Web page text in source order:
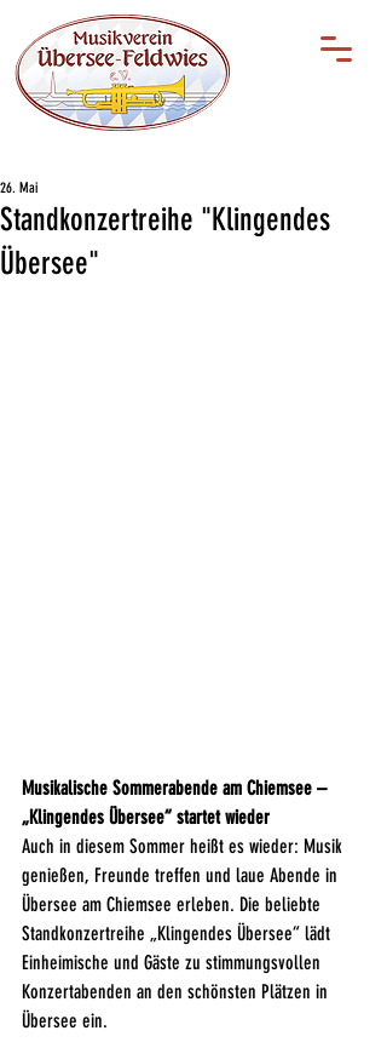
Standkonzertreihe "Klingendes
Übersee"
26. Mai
Musikalische Sommerabende am Chiemsee –
„Klingendes Übersee“ startet wieder
Auch in diesem Sommer heißt es wieder: Musik
genießen, Freunde treffen und laue Abende in
Übersee am Chiemsee erleben. Die beliebte
Standkonzertreihe „Klingendes Übersee“ lädt
Einheimische und Gäste zu stimmungsvollen
Konzertabenden an den schönsten Plätzen in
Übersee ein.